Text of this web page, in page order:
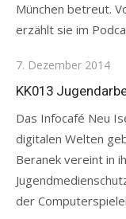
München betreut.
erzählt sie im
Posted
on
7. Dezember 2014
KK013
Das Infocafé Neu
digitalen Welten
Beranek vereint in
der